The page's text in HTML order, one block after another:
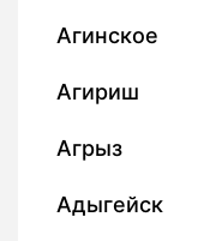
Агинское
Агириш
Агрыз
Адыгейск